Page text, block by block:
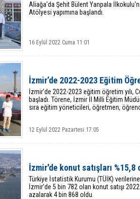
Aliağa'da Şehit Bülent Yanpala
Atölyesi yapımına başlandı.
16 Eylül 2022 Cuma 11:01
İzmir’de 2022-2023 Eğitim
İzmir’de 2022-2023 eğitim öğretim yılı,
başladı. Törene, İzmir İl Milli Eğitim
sıra eğitim yöneticileri, öğretmen,
12 Eylül 2022 Pazartesi 17:05
İzmir'de konut satışları %15,8
Türkiye İstatistik Kurumu (TÜİK)
İzmir’de 5 bin 782 olan konut satışı
azalarak 4 bin 868 oldu.